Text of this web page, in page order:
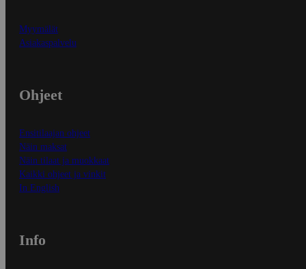
Myymälät
Asiakaspalvelu
Ohjeet
Ensitilaajan ohjeet
Näin maksat
Näin tilaat ja muokkaat
Kaikki ohjeet ja vinkit
In English
Info